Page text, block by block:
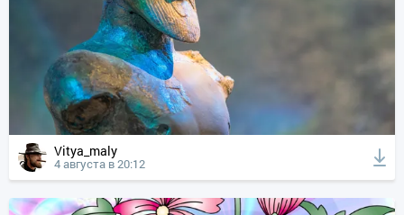
Vitya_maly
4 августа в 20:12